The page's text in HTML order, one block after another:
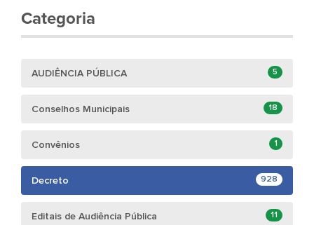
Categoria
AUDIÊNCIA PÚBLICA 5
Conselhos Municipais 18
Convênios 1
Decreto 928
Editais de Audiência Pública 11